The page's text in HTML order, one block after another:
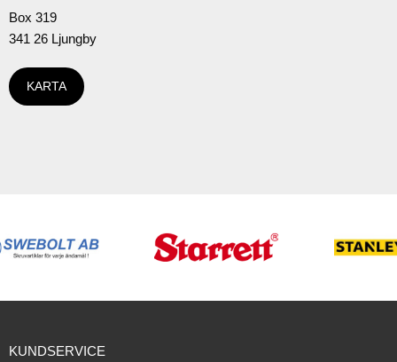
Box 319
341 26 Ljungby
KARTA
KUNDSERVICE